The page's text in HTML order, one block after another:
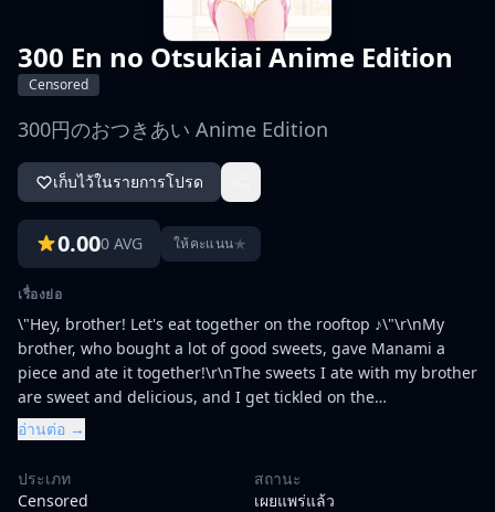
300 En no Otsukiai Anime Edition
Censored
300円のおつきあい Anime Edition
เก็บไว้ในรายการโปรด
0.000 AVG ให้คะแนน★
เรื่องย่อ
\"Hey, brother! Let's eat together on the rooftop ♪\"\r\nMy
brother, who bought a lot of good sweets, gave Manami a
piece and ate it together!\r\nThe sweets I ate with my brother
are sweet and delicious, and I get tickled on the
way,\r\nManami likes to be stroked, and I also like the fact
that she feels a little fluffy and feels good.\r\nWhat will you
do today?\r\n
อ่านต่อ →
ประเภท
Censored
สถานะ
เผยแพร่แล้ว